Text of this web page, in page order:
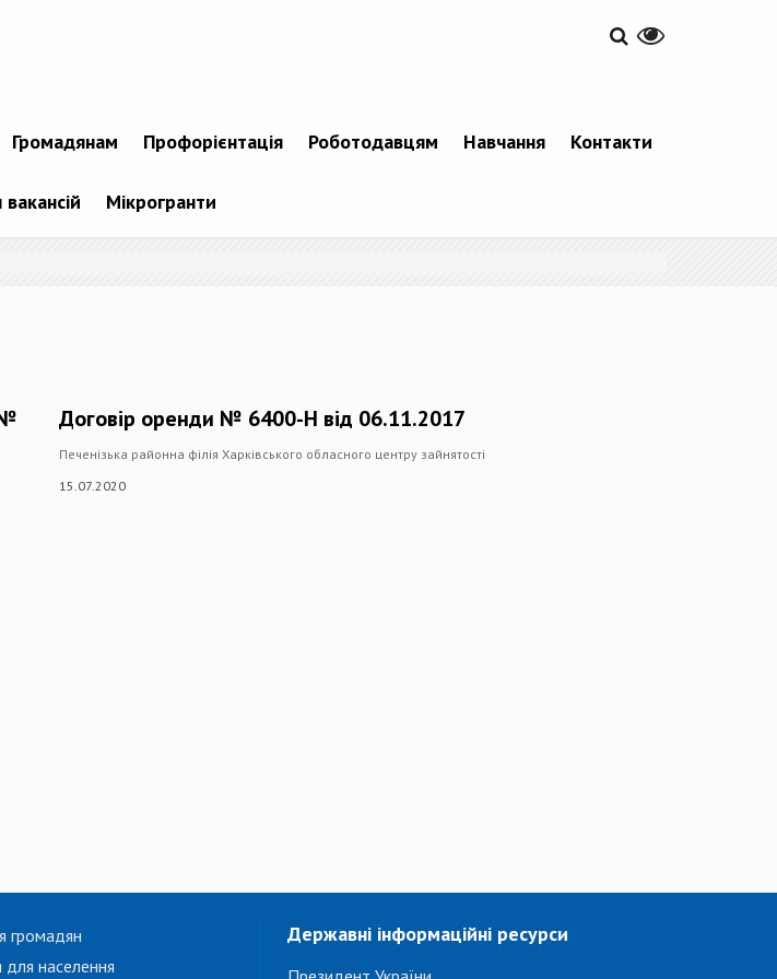
Громадянам Профорієнтація Роботодавцям Навчання Контакти
Мікрогранти
Договір оренди № 6400-Н від 06.11.2017
Печенізька районна філія Харківського обласного центру зайнятості
15.07.2020
громадян
для населення
Державні інформаційні ресурси